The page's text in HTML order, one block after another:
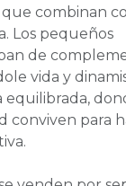
combinan
Los pequeños
de
vida y
equilibrada,
conviven para